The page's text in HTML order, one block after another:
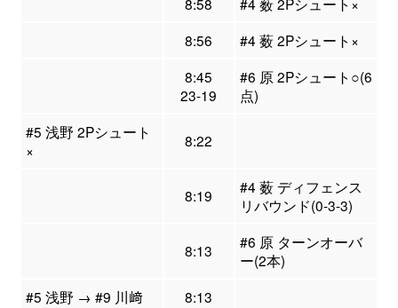
8:56
#4 薮 2Pシュート×
8:45
23-19
#6 原 2Pシュート○(6
点)
#5 浅野 2Pシュート
×
8:22
8:19
#4 薮 ディフェンス
リバウンド(0-3-3)
8:13
#6 原 ターンオーバ
ー(2本)
#5 浅野 → #9 川﨑
8:13